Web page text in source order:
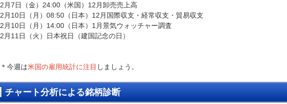
2月7日（金）24:00（米国）12月卸売売上高
2月10日（月）08:50（日本）12月国際収支・経常収支・貿易収支
2月10日（月）14:00（日本）1月景気ウォッチャー調査
2月11日（火）日本祝日（建国記念の日）
＊今週は米国の雇用統計に注目 しましょう。
チャート分析による銘柄診断